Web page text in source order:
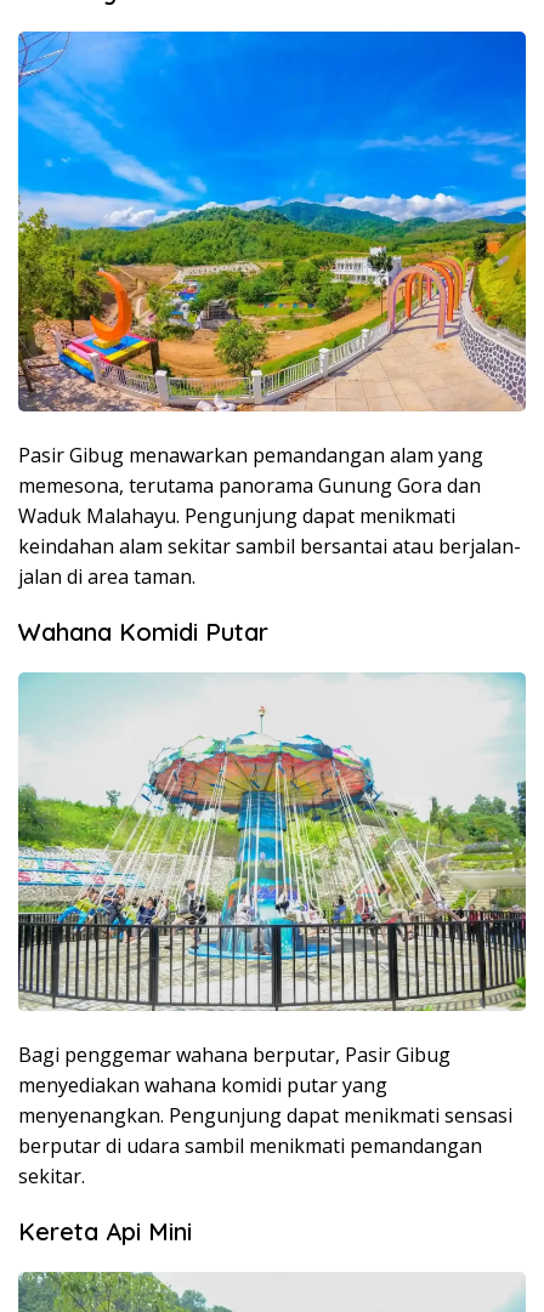
Pasir Gibug menawarkan pemandangan alam yang
memesona, terutama panorama Gunung Gora dan
Waduk Malahayu. Pengunjung dapat menikmati
keindahan alam sekitar sambil bersantai atau berjalan-
jalan di area taman.
Wahana Komidi Putar
Bagi penggemar wahana berputar, Pasir Gibug
menyediakan wahana komidi putar yang
menyenangkan. Pengunjung dapat menikmati sensasi
berputar di udara sambil menikmati pemandangan
sekitar.
Kereta Api Mini